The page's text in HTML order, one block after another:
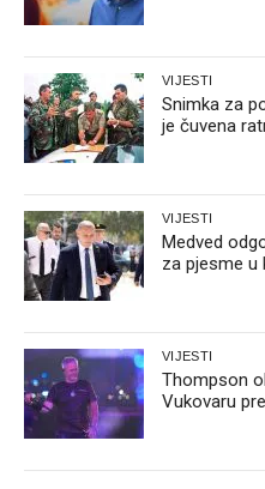
VIJESTI
Snimka za
je čuvena
VIJESTI
Medved
za pjesme u
VIJESTI
Thompson
Vukovaru